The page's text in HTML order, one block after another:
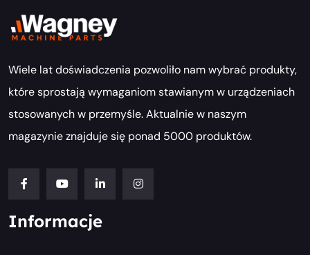
Wiele lat doświadczenia pozwoliło nam wybrać produkty,
które sprostają wymaganiom stawianym w urządzeniach
stosowanych w przemyśle. Aktualnie w naszym
magazynie znajduje się ponad 5000 produktów.
Informacje